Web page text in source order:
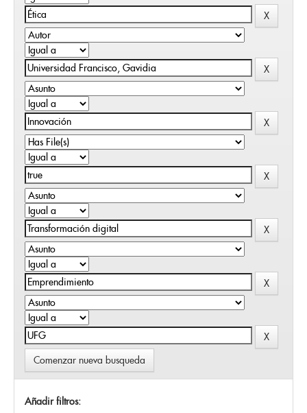
Comenzar nueva busqueda
Añadir filtros: